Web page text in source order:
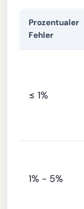
Prozentualer
Fehler
≤ 1%
1% - 5%